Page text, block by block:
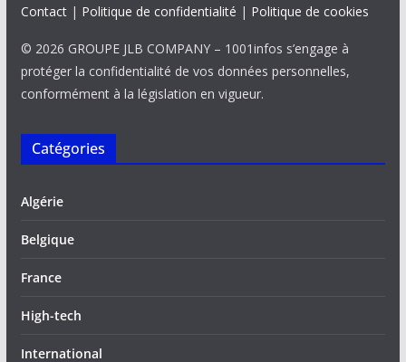
Contact| Politique de confidentialité | Politique de cookies
© 2026 GROUPE JLB COMPANY – 1001infos s’engage à
protéger la confidentialité de vos données personnelles,
conformément à la législation en vigueur.
Catégories
Algérie
Belgique
France
High-tech
International